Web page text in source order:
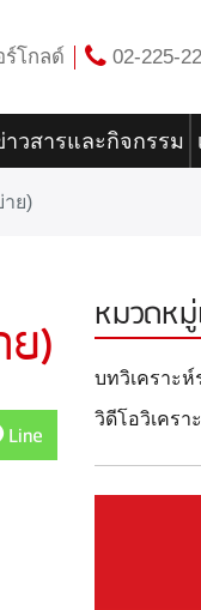
ร์โกลด์ 02-225-
าวสารและกิจกรรม
ย)
)
Line
หมวดห
บทวิเคราะ
วิดีโอวิเครา